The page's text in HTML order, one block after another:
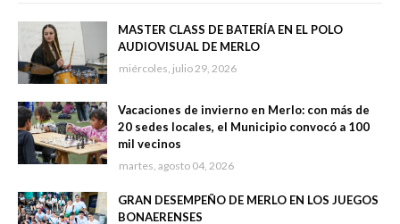
MASTER CLASS DE BATERÍA EN EL POLO
AUDIOVISUAL DE MERLO
miércoles, julio 29, 2026
Vacaciones de invierno en Merlo: con más de
20 sedes locales, el Municipio convocó a 100
mil vecinos
martes, agosto 04, 2026
GRAN DESEMPEÑO DE MERLO EN LOS JUEGOS
BONAERENSES